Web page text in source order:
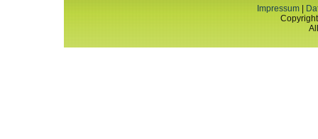
Impressum